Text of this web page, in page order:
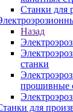
Станки для
Назад
станки
прошивные
для